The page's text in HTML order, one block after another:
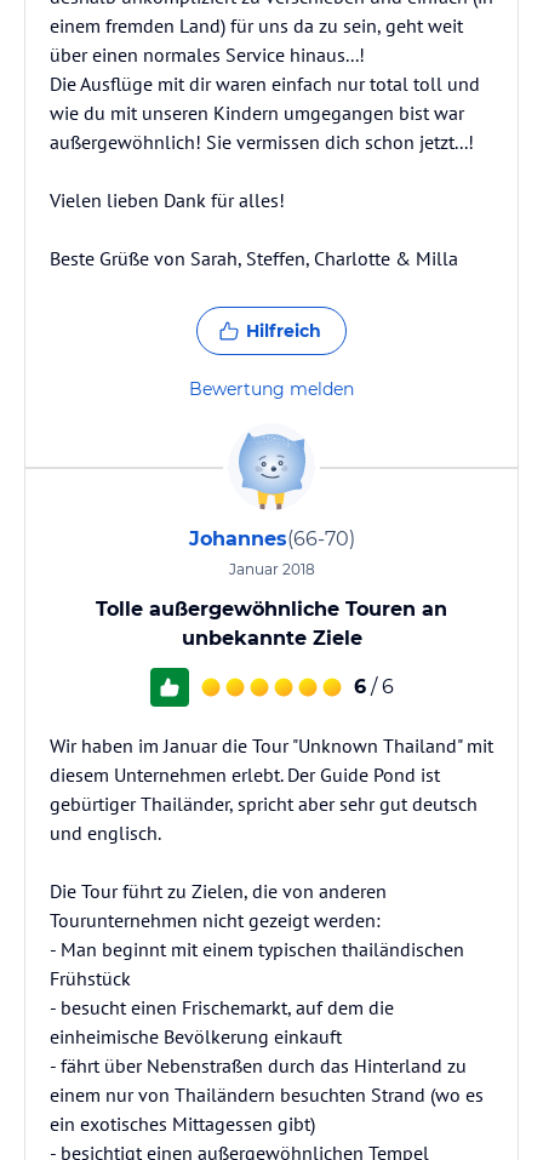
einem fremden Land) für uns da zu sein, geht weit
über einen normales Service hinaus...!
Die Ausflüge mit dir waren einfach nur total toll und
wie du mit unseren Kindern umgegangen bist war
außergewöhnlich! Sie vermissen dich schon jetzt...!
Vielen lieben Dank für alles!
Beste Grüße von Sarah, Steffen, Charlotte & Milla
Hilfreich
Bewertung melden
Johannes(66-70)
Januar 2018
Tolle außergewöhnliche Touren an
unbekannte Ziele
6 / 6
Wir haben im Januar die Tour "Unknown Thailand" mit
diesem Unternehmen erlebt. Der Guide Pond ist
gebürtiger Thailänder, spricht aber sehr gut deutsch
und englisch.
Die Tour führt zu Zielen, die von anderen
Tourunternehmen nicht gezeigt werden:
- Man beginnt mit einem typischen thailändischen
Frühstück
- besucht einen Frischemarkt, auf dem die
einheimische Bevölkerung einkauft
- fährt über Nebenstraßen durch das Hinterland zu
einem nur von Thailändern besuchten Strand (wo es
ein exotisches Mittagessen gibt)
- besichtigt einen außergewöhnlichen Tempel